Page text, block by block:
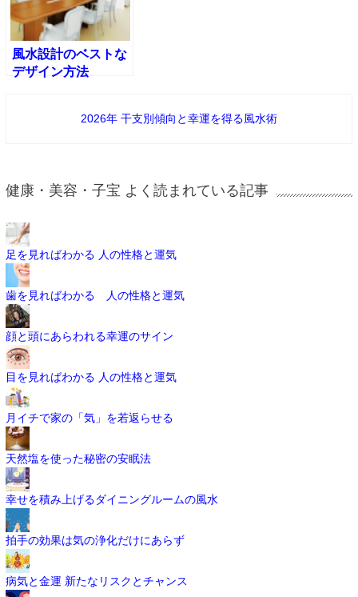
風水設計のベストな
デザイン方法
2026年 干支別傾向と幸運を得る風水術
健康・美容・子宝 よく読まれている記事
足を見ればわかる 人の性格と運気
歯を見ればわかる 人の性格と運気
顔と頭にあらわれる幸運のサイン
目を見ればわかる 人の性格と運気
月イチで家の「気」を若返らせる
天然塩を使った秘密の安眠法
幸せを積み上げるダイニングルームの風水
拍手の効果は気の浄化だけにあらず
病気と金運 新たなリスクとチャンス